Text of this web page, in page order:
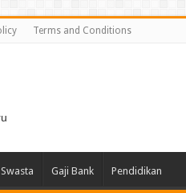
Terms and Conditions
Gaji Bank Pendidikan